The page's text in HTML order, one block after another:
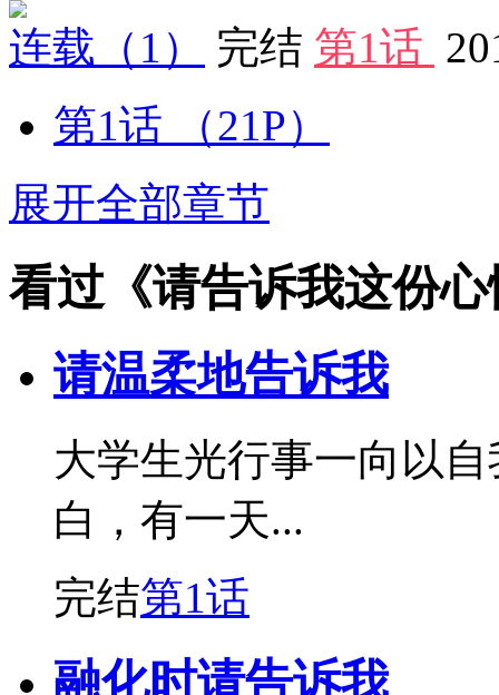
连载 （1） 完结 第1话
第1话
（21P）
展开全部章节
看过《请告诉我这份
请温柔地告诉我
大学生光行事一向以
白，有一天...
完结第1话
融化时请告诉我